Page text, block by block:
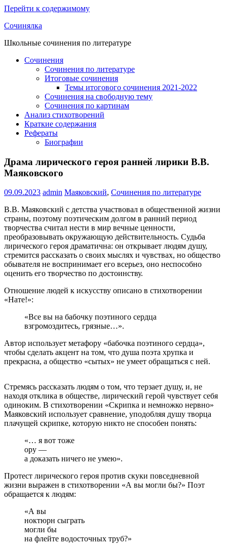
Перейти к содержимому
Сочинялка
Школьные сочинения по литературе
Сочинения
Сочинения по литературе
Итоговые сочинения
Темы итогового сочинения 2021-2022
Сочинения на свободную тему
Сочинения по картинам
Анализ стихотворений
Краткие содержания
Рефераты
Биографии
Драма лирического героя ранней лирики В.В.
Маяковского
09.09.2023 admin Маяковский, Сочинения по литературе
В.В. Маяковский с детства участвовал в общественной жизни
страны, поэтому поэтическим долгом в ранний период
творчества считал нести в мир вечные ценности,
преобразовывать окружающую действительность. Судьба
лирического героя драматична: он открывает людям душу,
стремится рассказать о своих мыслях и чувствах, но общество
обывателя не воспринимает его всерьез, оно неспособно
оценить его творчество по достоинству.
Отношение людей к искусству описано в стихотворении
«Нате!»:
«Все вы на бабочку поэтиного сердца
взгромоздитесь, грязные…».
Автор использует метафору «бабочка поэтиного сердца»,
чтобы сделать акцент на том, что душа поэта хрупка и
прекрасна, а общество «сытых» не умеет обращаться с ней.
Стремясь рассказать людям о том, что терзает душу, и, не
находя отклика в обществе, лирический герой чувствует себя
одиноким. В стихотворении «Скрипка и немножко нервно»
Маяковский использует сравнение, уподобляя душу творца
плачущей скрипке, которую никто не способен понять:
«… я вот тоже
ору —
а доказать ничего не умею».
Протест лирического героя против скуки повседневной
жизни выражен в стихотворении «А вы могли бы?» Поэт
обращается к людям:
«А вы
ноктюрн сыграть
могли бы
на флейте водосточных труб?»